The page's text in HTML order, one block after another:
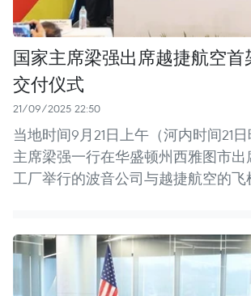
国家主席梁强出席越捷航空
交付仪式
21/09/2025 22:50
当地时间9月21日上午（河内时间21
主席梁强一行在华盛顿州西雅图市出
工厂举行的波音公司与越捷航空的飞